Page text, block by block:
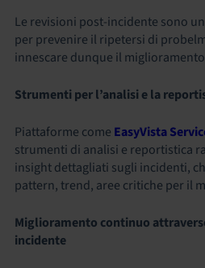
Le revisioni post-incidente sono
per prevenire il ripetersi di
innescare dunque il
Strumenti per l’analisi e la
Piattaforme come EasyVista
strumenti di analisi e reportistica
insight dettagliati sugli incidenti,
pattern, trend, aree critiche per il
Miglioramento continuo
incidente